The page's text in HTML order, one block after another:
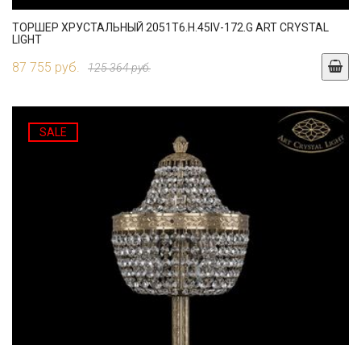
ТОРШЕР ХРУСТАЛЬНЫЙ 2051T6.H.45IV-172.G ART CRYSTAL
LIGHT
87 755 руб. 125 364 руб.
SALE